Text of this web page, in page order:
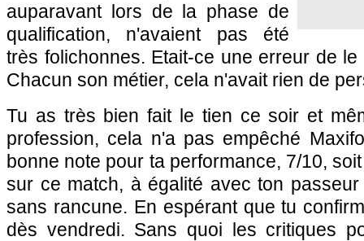
auparavant lors de la phase de
qualification, n'avaient pas été
très folichonnes. Etait-ce une erreur de
Chacun son métier, cela n'avait rien de
Tu as très bien fait le tien ce soir et
profession, cela n'a pas empêché
bonne note pour ta performance, 7/10,
sur ce match, à égalité avec ton
sans rancune. En espérant que tu
dès vendredi. Sans quoi les critiques